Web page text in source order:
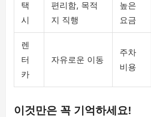
택
시
편리함, 목적
지 직행
높은
요금
렌
터
카
자유로운 이동
주차
비용
이것만은 꼭 기억하세요!